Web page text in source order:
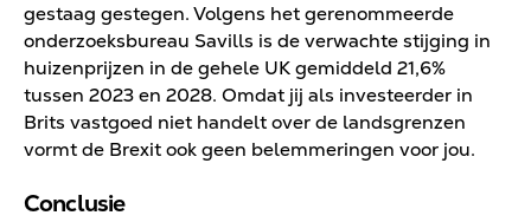
gestaag gestegen. Volgens het gerenommeerde
onderzoeksbureau Savills is de verwachte stijging in
huizenprijzen in de gehele UK gemiddeld 21,6%
tussen 2023 en 2028. Omdat jij als investeerder in
Brits vastgoed niet handelt over de landsgrenzen
vormt de Brexit ook geen belemmeringen voor jou.
Conclusie